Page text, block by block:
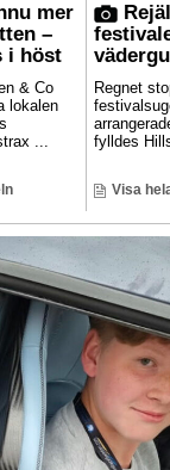
mer
–
i höst
& Co
lokalen
...
Regnet
fylldes
Visa